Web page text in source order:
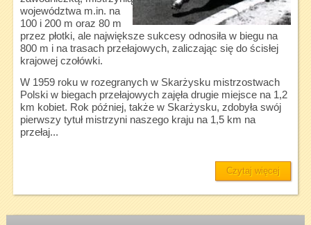
województwa m.in. na
100 i 200 m oraz 80 m
przez płotki, ale największe sukcesy odnosiła w biegu na
800 m i na trasach przełajowych, zaliczając się do ścisłej
krajowej czołówki.
W 1959 roku w rozegranych w Skarżysku mistrzostwach
Polski w biegach przełajowych zajęła drugie miejsce na 1,2
km kobiet. Rok później, także w Skarżysku, zdobyła swój
pierwszy tytuł mistrzyni naszego kraju na 1,5 km na
przełaj...
Czytaj więcej